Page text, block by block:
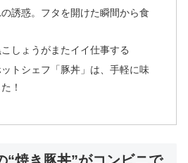
誘惑。フタを開けた瞬間から食
しょうがまたイイ仕事する
トシェフ「豚丼」は、手軽に味
！